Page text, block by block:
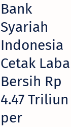
Bank
Syariah
Indonesia
Cetak Laba
Bersih Rp
4.47 Triliun
per